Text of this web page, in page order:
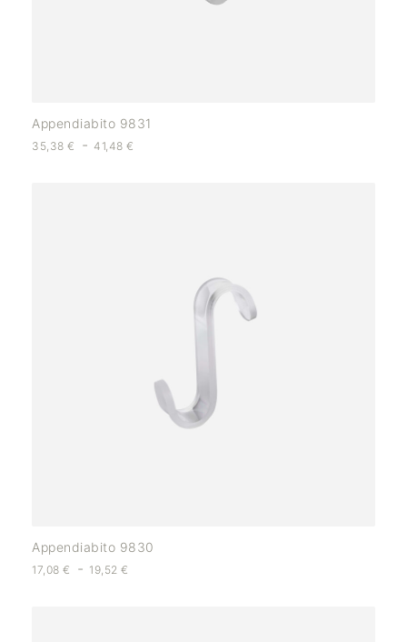
Appendiabito 9831
35,38 € - 41,48€
Appendiabito 9830
17,08 € - 19,52€